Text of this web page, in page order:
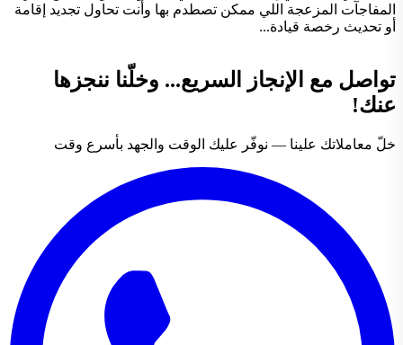
المفاجآت المزعجة اللي ممكن تصطدم بها وأنت تحاول تجديد إقامة
أو تحديث رخصة قيادة...
تواصل مع الإنجاز السريع... وخلّنا ننجزها
عنك!
خلّ معاملاتك علينا — نوفّر عليك الوقت والجهد بأسرع وقت